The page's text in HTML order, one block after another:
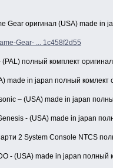
Gear оригинал (USA) made in
Gear- ... 1c458f2d55
полный комплект
made in japan полный комлект
– (USA) made in japan
- (USA) made in japan
2 System Console NTCS
- (USA) made in japan полный